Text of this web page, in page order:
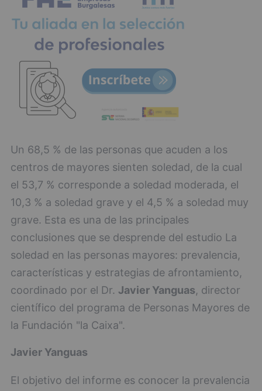
Un 68,5 % de las personas que acuden a los
centros de mayores sienten soledad, de la cual
el 53,7 % corresponde a soledad moderada, el
10,3 % a soledad grave y el 4,5 % a soledad muy
grave. Esta es una de las principales
conclusiones que se desprende del estudio La
soledad en las personas mayores: prevalencia,
características y estrategias de afrontamiento,
coordinado por el Dr. Javier Yanguas, director
científico del programa de Personas Mayores de
la Fundación "la Caixa".
Javier Yanguas
El objetivo del informe es conocer la prevalencia